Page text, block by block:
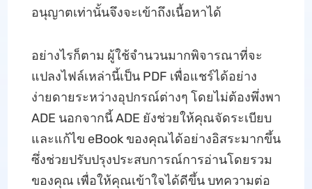
อนุญาตเท่านั้นจึงจะเข้าถึงเนื้อหาได้
อย่างไรก็ตาม ผู้ใช้จำนวนมากพิจารณาที่จะ
แปลงไฟล์เหล่านี้เป็น PDF เพื่อแชร์ได้อย่าง
ง่ายดายระหว่างอุปกรณ์ต่างๆ โดยไม่ต้องพึ่งพา
ADE นอกจากนี้ ADE ยังช่วยให้คุณจัดระเบียบ
และแก้ไข eBook ของคุณได้อย่างอิสระมากขึ้น
ซึ่งช่วยปรับปรุงประสบการณ์การอ่านโดยรวม
ของคุณ เพื่อให้คุณเข้าใจได้ดีขึ้น บทความต่อ